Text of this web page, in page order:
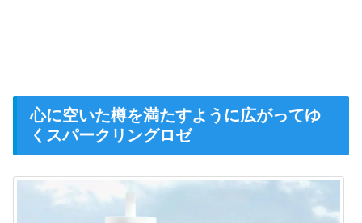
心に空いた樽を満たすように広がってゆ
くスパークリングロゼ